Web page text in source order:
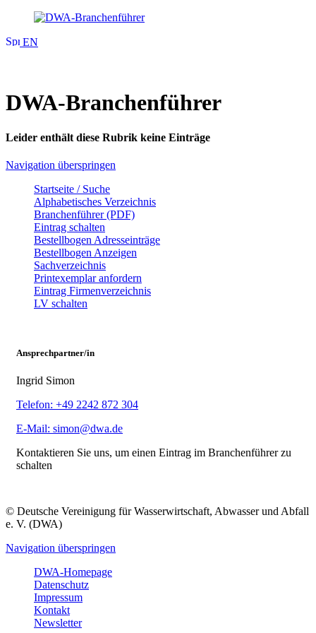
EN
DWA-Branchenführer
Leider enthält diese Rubrik keine Einträge
Navigation überspringen
Startseite / Suche
Alphabetisches Verzeichnis
Branchenführer (PDF)
Eintrag schalten
Bestellbogen Adresseinträge
Bestellbogen Anzeigen
Sachverzeichnis
Printexemplar anfordern
Eintrag Firmenverzeichnis
LV schalten
Ansprechpartner/in
Ingrid Simon
Telefon: +49 2242 872 304
E-Mail: simon@dwa.de
Kontaktieren Sie uns, um einen Eintrag im Branchenführer zu
schalten
© Deutsche Vereinigung für Wasserwirtschaft, Abwasser und Abfall
e. V. (DWA)
Navigation überspringen
DWA-Homepage
Datenschutz
Impressum
Kontakt
Newsletter